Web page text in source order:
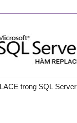
trong SQL Server